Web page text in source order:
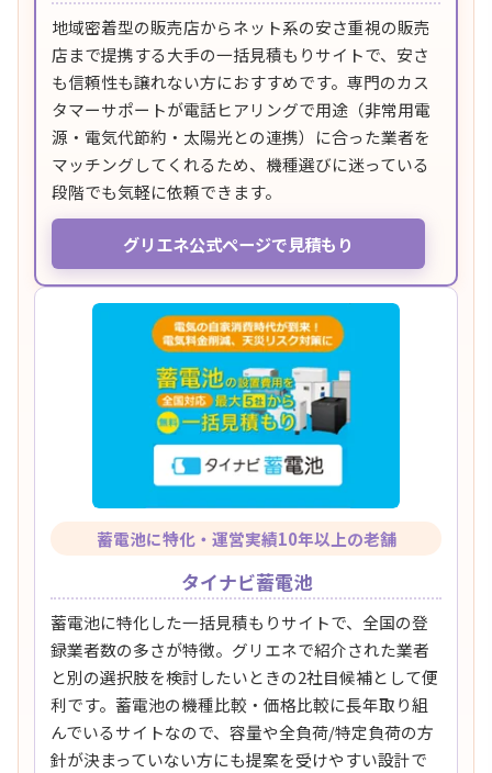
地域密着型の販売店からネット系の安さ重視の販売
店まで提携する大手の一括見積もりサイトで、安さ
も信頼性も譲れない方におすすめです。専門のカス
タマーサポートが電話ヒアリングで用途（非常用電
源・電気代節約・太陽光との連携）に合った業者を
マッチングしてくれるため、機種選びに迷っている
段階でも気軽に依頼できます。
グリエネ公式ページで見積もり
蓄電池に特化・運営実績10年以上の老舗
タイナビ蓄電池
蓄電池に特化した一括見積もりサイトで、全国の登
録業者数の多さが特徴。グリエネで紹介された業者
と別の選択肢を検討したいときの2社目候補として便
利です。蓄電池の機種比較・価格比較に長年取り組
んでいるサイトなので、容量や全負荷/特定負荷の方
針が決まっていない方にも提案を受けやすい設計で